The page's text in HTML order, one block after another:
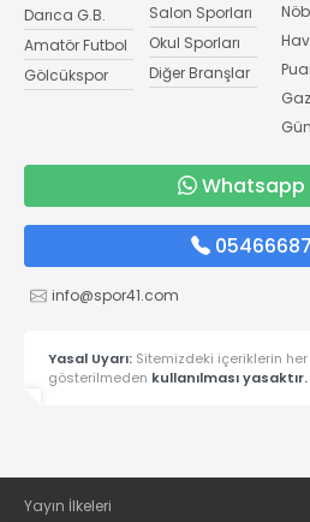
Darıca G.B.
Amatör Futbol
Gölcükspor
Salon Sporları
Okul Sporları
Diğer Branşlar
Whatsapp
info@spor41.com
Yasal Uyarı: Sitemizdeki içeriklerin her
gösterilmeden kullanılması yasaktır.
Yayın İlkeleri